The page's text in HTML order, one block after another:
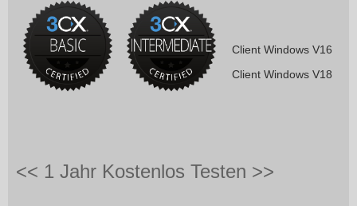
Client Windows V16
Client Windows V18
<< 1 Jahr Kostenlos Testen >>